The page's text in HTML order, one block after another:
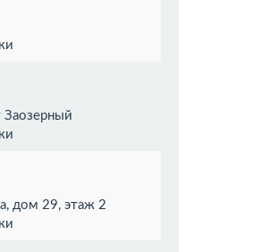
Заозерный
дом 29, этаж 2